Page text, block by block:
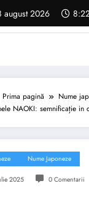
august 2026
Prima pagină
Nume
NAOKI: semnificație in
Nume Japoneze
2025 0 Comentarii